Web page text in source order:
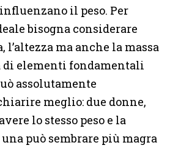
il peso. Per
bisogna considerare
l’altezza ma anche la massa
di elementi fondamentali
assolutamente
meglio: due donne,
lo stesso peso e la
può sembrare più magra